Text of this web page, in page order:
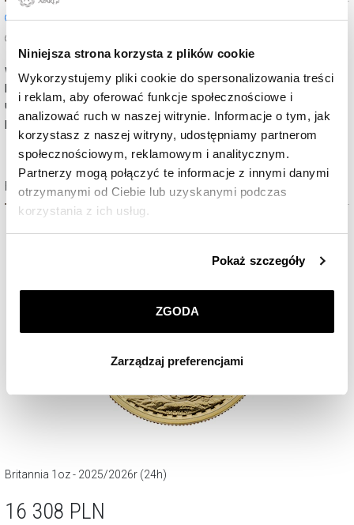
Niniejsza strona korzysta z plików cookie
Wykorzystujemy pliki cookie do spersonalizowania treści
i reklam, aby oferować funkcje społecznościowe i
analizować ruch w naszej witrynie. Informacje o tym, jak
korzystasz z naszej witryny, udostępniamy partnerom
społecznościowym, reklamowym i analitycznym.
Partnerzy mogą połączyć te informacje z innymi danymi
otrzymanymi od Ciebie lub uzyskanymi podczas
korzystania z ich usług.
przez nas plików cookie znajdziesz wPolityce
korzystamy. Możesz również wybrać jaki rodzaj plików
Zarządzaj preferencjami. W każdej chwili możesz
dokonać zmiany wybranych przez Ciebie plików cookie.
Pokaż szczegóły
ZGODA
Zarządzaj preferencjami
Zapytaj o dostępność w punkcie stacjonarnym
W przypadku chęci zakupu w punkcie stacjonarnym prosimy o
kontakt z wybranym punktem w celu ustalenia dostępności,
umówienia wizyty oraz omówienia szczegółów transakcji.
(rozwiń listę)
BESTSELLERY
Britannia 1oz - 2025/2026r (24h)
16 308 PLN